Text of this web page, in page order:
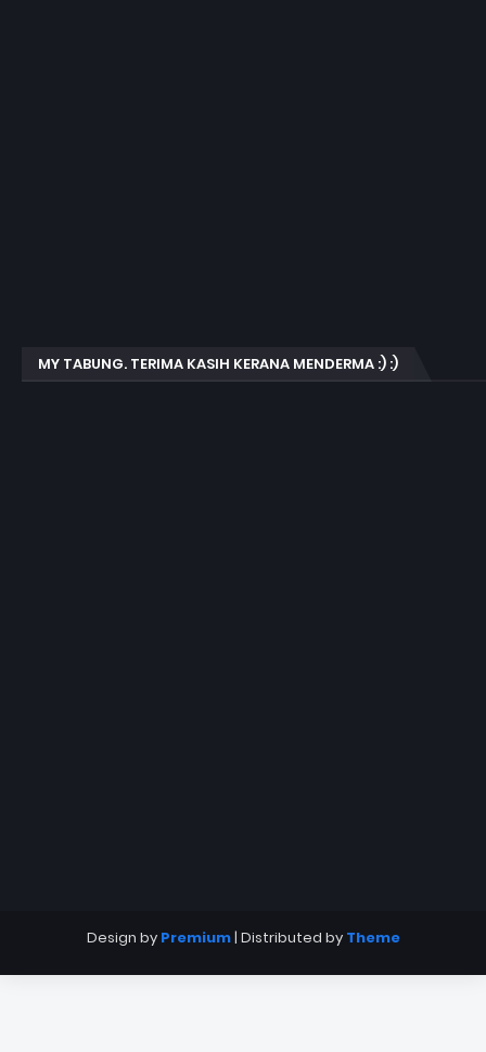
MY TABUNG. TERIMA KASIH KERANA MENDERMA :) :)
Design by Premium| Distributed by Theme